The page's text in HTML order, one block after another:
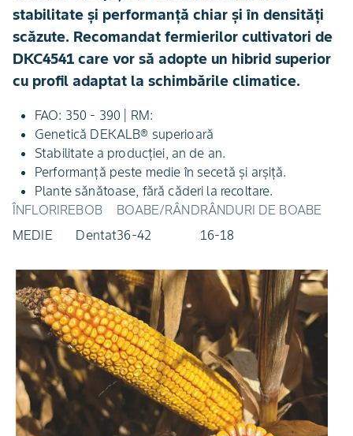
stabilitate și performanță chiar și în densități
scăzute. Recomandat fermierilor cultivatori de
DKC4541 care vor să adopte un hibrid superior
cu profil adaptat la schimbările climatice.
FAO: 350 - 390 | RM:
Genetică DEKALB® superioară
Stabilitate a producției, an de an.
Performanță peste medie în secetă și arșiță.
Plante sănătoase, fără căderi la recoltare.
ÎNFLORIRE
MEDIE
BOB
Dentat
BOABE/RÂND
36-42
RÂNDURI DE BOABE
16-18